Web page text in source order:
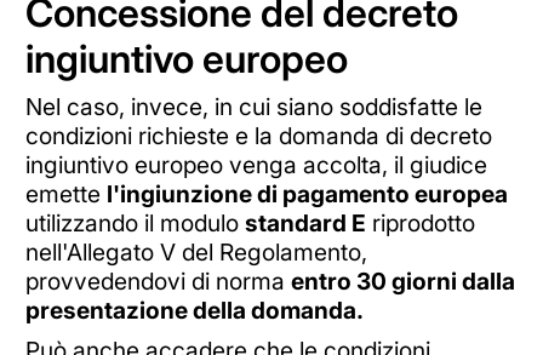
Concessione del decreto
ingiuntivo europeo
Nel caso, invece, in cui siano soddisfatte le
condizioni richieste e la domanda di decreto
ingiuntivo europeo venga accolta, il giudice
emette l'ingiunzione di pagamento europea
utilizzando il modulo standard E riprodotto
nell'Allegato V del Regolamento,
provvedendovi di norma entro 30 giorni dalla
presentazione della domanda.